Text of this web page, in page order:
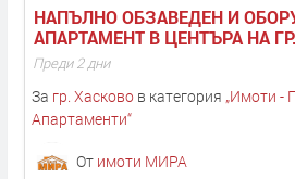
НАПЪЛНО ОБЗАВЕДЕН И
АПАРТАМЕНТ В ЦЕНТЪРА НА
Преди 2 дни
За гр. Хасковов категория „Имоти -
Апартаменти“
От имоти МИРА